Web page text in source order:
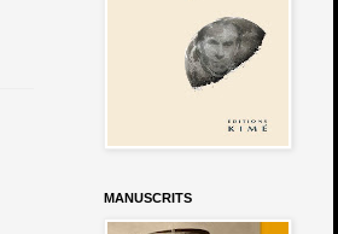
MANUSCRITS